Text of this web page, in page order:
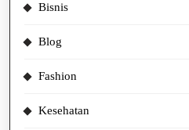
Bisnis
Blog
Fashion
Kesehatan